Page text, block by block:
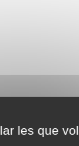
les que